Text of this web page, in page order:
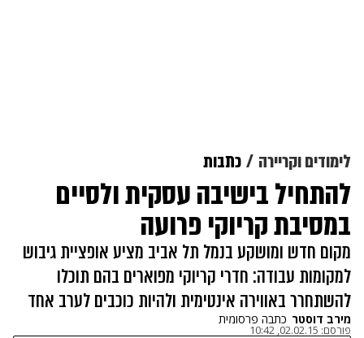
לימודים וקריירה כתבות
להתחיל בישיבה עסקית ולסיים
במסיבת קריוקי פרועה
מקום חדש ומושקע בנמל תל אביב מציע אופציית גיבוש
למקומות עבודה: חדרי קריוקי מפוארים בהם תוכלו
להשתחרר באווירה אינטימית ולהיות כוכבים לערב אחד
מירב דוסטר כתבה פרסומית
פורסם: 02.02.15, 10:42